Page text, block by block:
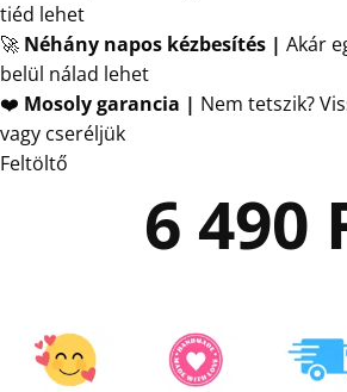
tiéd lehet
🚀 Néhány napos kézbesítés | Akár
belül nálad lehet
❤️ Mosoly garancia | Nem tetszik?
vagy cseréljük
Feltöltő
6 490